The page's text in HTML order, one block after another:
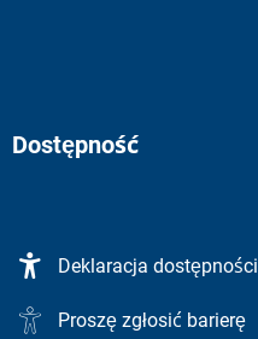
Dostępność
Deklaracja dostępności
Proszę zgłosić barierę